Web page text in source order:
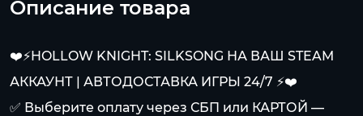
Описание товара
❤️⚡️HOLLOW KNIGHT: SILKSONG НА ВАШ STEAM
АККАУНТ | АВТОДОСТАВКА ИГРЫ 24/7 ⚡️❤️
✅ Выберите оплату через СБП или КАРТОЙ —